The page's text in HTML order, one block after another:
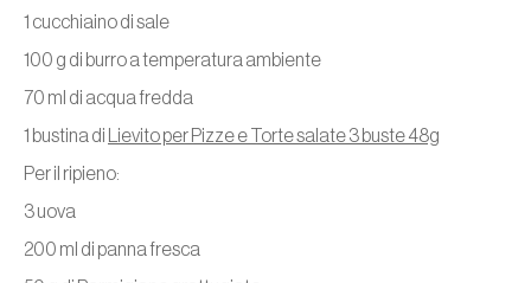
1 cucchiaino di sale
100 g di burro a temperatura ambiente
70 ml di acqua fredda
1 bustina di Lievito per Pizze e Torte salate 3 buste 48g
Per il ripieno:
3 uova
200 ml di panna fresca